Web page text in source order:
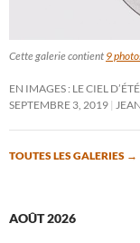
Cette galerie contient 9
EN IMAGES : LE CIEL
SEPTEMBRE 3, 2019
TOUTES LES GALERIES →
AOÛT 2026